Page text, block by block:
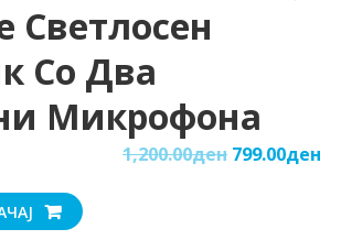
Светлосен
Со Два
Микрофона
1,200.00ден 799.00ден